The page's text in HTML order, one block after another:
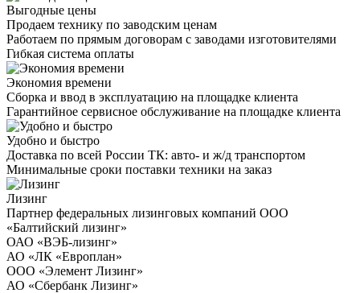
Выгодные цены
Продаем технику по заводским ценам
Работаем по прямым договорам с заводами изготовителями
Гибкая система оплаты
Экономия времени
Сборка и ввод в эксплуатацию на площадке клиента
Гарантийное сервисное обслуживание на площадке клиента
Удобно и быстро
Доставка по всей России ТК: авто- и ж/д транспортом
Минимальные сроки поставки техники на заказ
Лизинг
Партнер федеральных лизинговых компаний ООО
«Балтийский лизинг»
ОАО «ВЭБ-лизинг»
АО «ЛК «Европлан»
ООО «Элемент Лизинг»
АО «Сбербанк Лизинг»